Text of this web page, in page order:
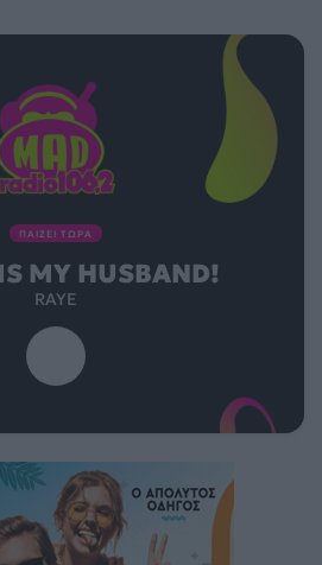
ΠΑΙΖΕΙ ΤΩΡΑ
MY HUSBAND!
RAYE